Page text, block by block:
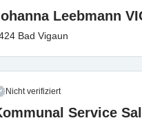
Leebmann
Bad Vigaun
Nicht verifiziert
Service